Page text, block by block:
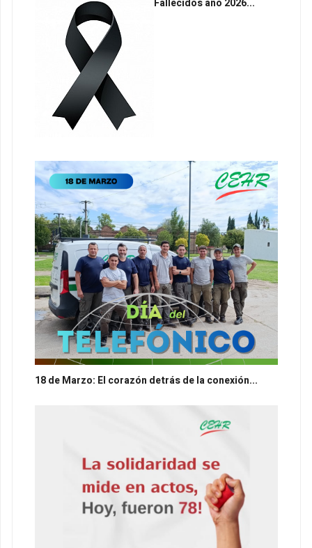
18 de Marzo: El corazón detrás de la conexión...